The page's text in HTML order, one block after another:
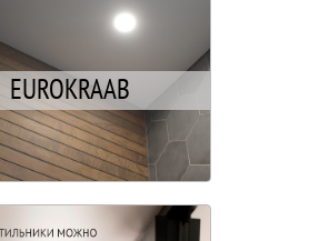
EUROKRAAB